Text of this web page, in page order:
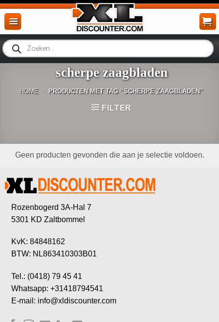
Ga
naar
inhoud
Producten
zoeken
scherpe zaagbladen
HOME - PRODUCTEN MET TAG “SCHERPE ZAAGBLADEN”
FILTER
Geen producten gevonden die aan je selectie voldoen.
Rozenbogerd 3A-Hal 7
5301 KD Zaltbommel
KvK: 84848162
BTW: NL863410303B01
Tel.: (0418) 79 45 41
Whatsapp: +31418794541
E-mail: info@xldiscounter.com